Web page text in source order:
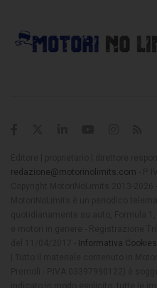
redazione@motorinolimits.com
Informativa Cookies